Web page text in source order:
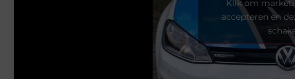
Klik om
accepteren en